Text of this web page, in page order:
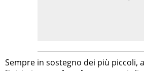
Sempre in sostegno dei più piccoli,